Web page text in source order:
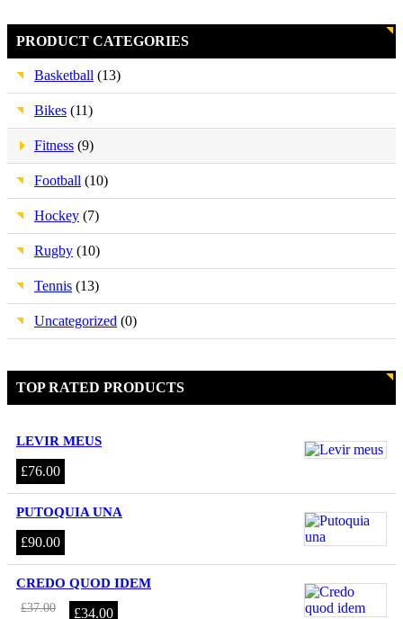
PRODUCT CATEGORIES
Basketball (13)
Bikes (11)
Fitness (9)
Football (10)
Hockey (7)
Rugby (10)
Tennis (13)
Uncategorized (0)
TOP RATED PRODUCTS
LEVIR MEUS
£76.00
PUTOQUIA UNA
£90.00
CREDO QUOD IDEM
£37.00
El
precio
£34.00